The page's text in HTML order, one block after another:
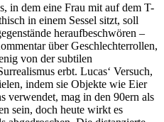
in dem eine Frau mit auf dem T-
in einem Sessel sitzt, soll
heraufbeschwören –
über Geschlechterrollen,
von der subtilen
erbt. Lucas‘ Versuch,
indem sie Objekte wie Eier
verwendet, mag in den 90ern als
sein, doch heute wirkt es